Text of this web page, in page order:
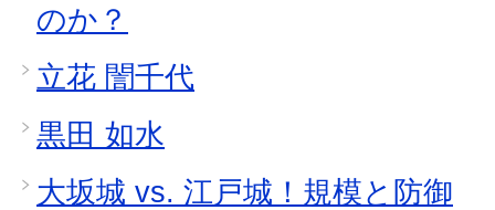
のか？
立花 誾千代
黒田 如水
大坂城 vs. 江戸城！規模と防御